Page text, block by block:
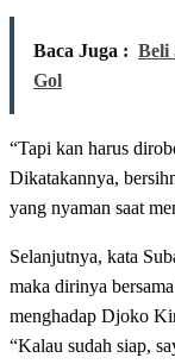
Baca Juga : Beli
Gol
“Tapi kan harus
Dikatakannya,
yang nyaman saat
Selanjutnya, kata
maka dirinya
menghadap Djoko
“Kalau sudah siap,